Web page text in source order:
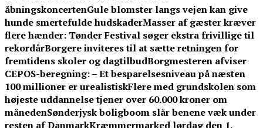
åbningskoncertenGule blomster langs vejen kan give
hunde smertefulde hudskaderMasser af gæster kræver
flere hænder: Tønder Festival søger ekstra frivillige til
rekordårBorgere inviteres til at sætte retningen for
fremtidens skoler og dagtilbudBorgmesteren afviser
CEPOS-beregning: – Et besparelsesniveau på næsten
100 millioner er urealistiskFlere med grundskolen som
højeste uddannelse tjener over 60.000 kroner om
månedenSønderjysk boligboom slår benene væk under
resten af DanmarkKræmmermarked lørdag den 1.